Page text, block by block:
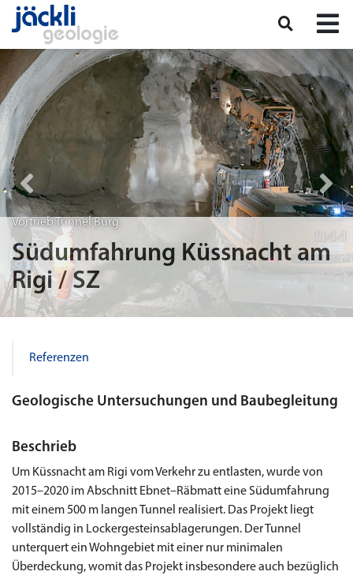
Vortrieb Tunnel Burg
Südumfahrung Küssnacht am
Rigi / SZ
Referenzen
Geologische Untersuchungen und Baubegleitung
Beschrieb
Um Küssnacht am Rigi vom Verkehr zu entlasten, wurde von
2015–2020 im Abschnitt Ebnet–Räbmatt eine Südumfahrung
mit einem 500 m langen Tunnel realisiert. Das Projekt liegt
vollständig in Lockergesteinsablagerungen. Der Tunnel
unterquert ein Wohngebiet mit einer nur minimalen
Überdeckung, womit das Projekt insbesondere auch bezüglich